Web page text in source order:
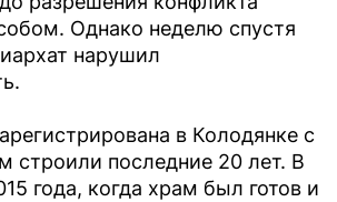
Однако неделю спустя
нарушил
в Колодянке с
строили последние 20 лет. В
года, когда храм был готов и